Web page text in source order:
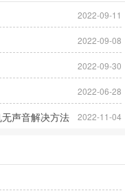
2022-09-11
2022-09-08
2022-09-30
2022-06-28
声音解决方法
2022-11-04